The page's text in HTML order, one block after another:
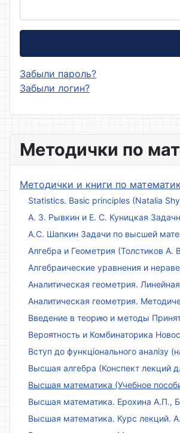
Методички по
Методички и книги по
Statistics. Basic principles (Natalia
А. З. Рывкин и Е. С. Куницкая
А.С. Шапкин Задачи по высшей
Алгебра и Геометрия (Толстиков А.
Алгебраические уравнения и
Аналитическая геометрия.
Аналитическая геометрия.
Введение в теорию и методы
Вероятность и Комбинаторика
Вступ до функціонального аналізу
Высшая алгебра (Конспект лекций
Высшая математика (Учебное
Высшая математика. Ерохина А.П.,
Высшая математика. Курс лекций.
Забыли пароль?
Забыли логин?